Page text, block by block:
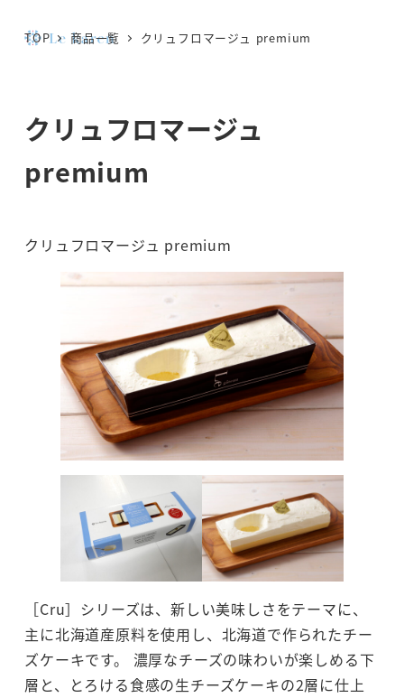
TOP 商品一覧 クリュフロマージュ premium
クリュフロマージュ
premium
クリュフロマージュ premium
［Cru］シリーズは、新しい美味しさをテーマに、
主に北海道産原料を使用し、北海道で作られたチー
ズケーキです。 濃厚なチーズの味わいが楽しめる下
層と、とろける食感の生チーズケーキの2層に仕上